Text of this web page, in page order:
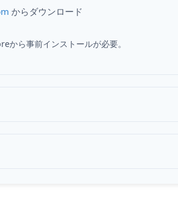
からダウンロード
から事前インストールが必要。